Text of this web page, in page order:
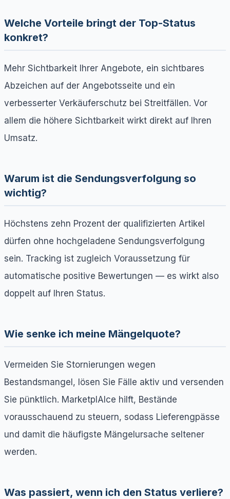
Welche Vorteile bringt der Top-Status
konkret?
Mehr Sichtbarkeit Ihrer Angebote, ein sichtbares
Abzeichen auf der Angebotsseite und ein
verbesserter Verkäuferschutz bei Streitfällen. Vor
allem die höhere Sichtbarkeit wirkt direkt auf Ihren
Umsatz.
Warum ist die Sendungsverfolgung so
wichtig?
Höchstens zehn Prozent der qualifizierten Artikel
dürfen ohne hochgeladene Sendungsverfolgung
sein. Tracking ist zugleich Voraussetzung für
automatische positive Bewertungen — es wirkt also
doppelt auf Ihren Status.
Wie senke ich meine Mängelquote?
Vermeiden Sie Stornierungen wegen
Bestandsmangel, lösen Sie Fälle aktiv und versenden
Sie pünktlich. MarketplAIce hilft, Bestände
vorausschauend zu steuern, sodass Lieferengpässe
und damit die häufigste Mängelursache seltener
werden.
Was passiert, wenn ich den Status verliere?